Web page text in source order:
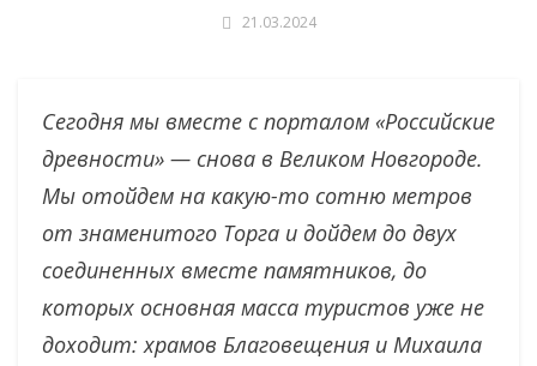
21.03.2024
Сегодня мы вместе с порталом «Российские
древности» — снова в Великом Новгороде.
Мы отойдем на какую-то сотню метров
от знаменитого Торга и дойдем до двух
соединенных вместе памятников, до
которых основная масса туристов уже не
доходит: храмов Благовещения и Михаила